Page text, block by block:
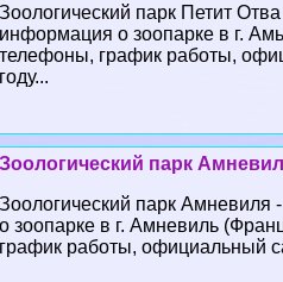
Зоологический парк Петит
информация о зоопарке в г.
телефоны, график работы,
году...
Зоологический парк
Зоологический парк
о зоопарке в г. Амневиль
график работы, официальный